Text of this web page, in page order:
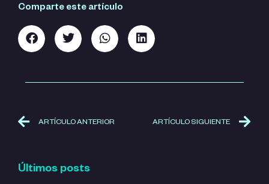
Comparte este artículo
ARTÍCULO ANTERIOR ARTÍCULO SIGUIENTE
Últimos posts